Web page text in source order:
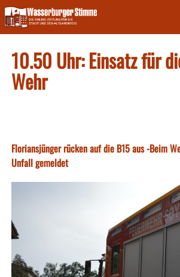
Skip
to
content
10.50 Uhr: Einsatz für
Wehr
Floriansjünger rücken auf die B15 aus -Beim
Unfall gemeldet